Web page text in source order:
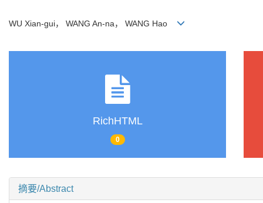
WU Xian-gui， WANG An-na， WANG Hao
RichHTML
0
摘要/Abstract